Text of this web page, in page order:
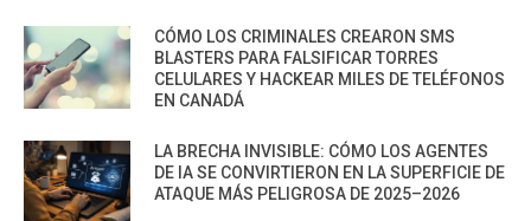
CÓMO LOS CRIMINALES CREARON SMS
BLASTERS PARA FALSIFICAR TORRES
CELULARES Y HACKEAR MILES DE TELÉFONOS
EN CANADÁ
LA BRECHA INVISIBLE: CÓMO LOS AGENTES
DE IA SE CONVIRTIERON EN LA SUPERFICIE DE
ATAQUE MÁS PELIGROSA DE 2025–2026